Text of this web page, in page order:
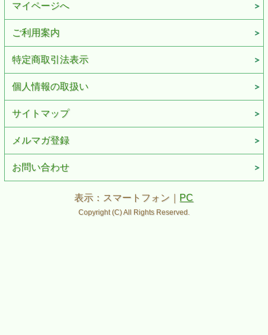
マイページへ
ご利用案内
特定商取引法表示
個人情報の取扱い
サイトマップ
メルマガ登録
お問い合わせ
表示：スマートフォン｜ PC
Copyright (C) All Rights Reserved.